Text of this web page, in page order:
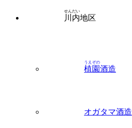
川内
せんだい
地区
植園
うえぞの
酒造
オガタマ酒造